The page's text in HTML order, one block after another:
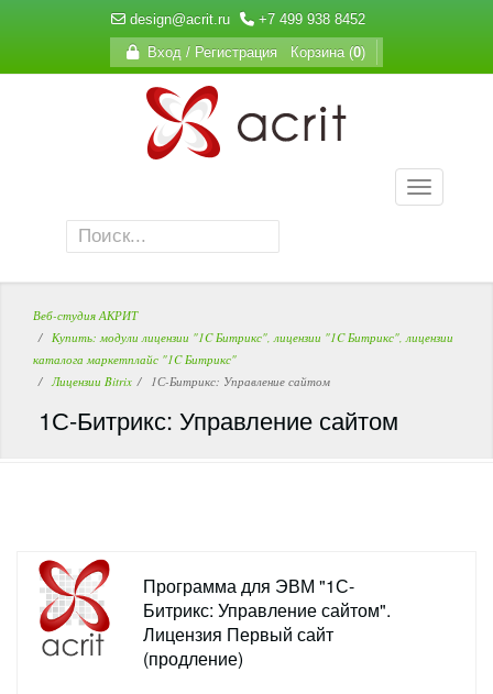
design@acrit.ru +7 499 938 8452
Вход / Регистрация Корзина (0)
Веб-студия АКРИТ
Купить: модули лицензии "1C Битрикс", лицензии "1C Битрикс", лицензии
каталога маркетплайс "1C Битрикс"
Лицензии Bitrix
1С-Битрикс: Управление сайтом
1С-Битрикс: Управление сайтом
Программа для ЭВМ "1С-
Битрикс: Управление сайтом".
Лицензия Первый сайт
(продление)